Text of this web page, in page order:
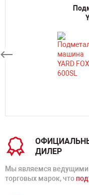
ДИЛЕР
Мы являемся ведущими
торговых марок, что